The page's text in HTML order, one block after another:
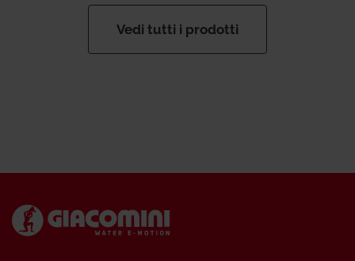
Vedi tutti i prodotti